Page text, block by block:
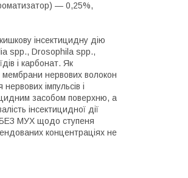
— 0,25%,
інсектицидну дію
spp., Drosophila spp.,
і карбонат. Як
мембрани нервових волокон
імпульсів і
засобом поверхню, а
інсектицидної дії
БЕЗ МУХ щодо ступеня
концентраціях не